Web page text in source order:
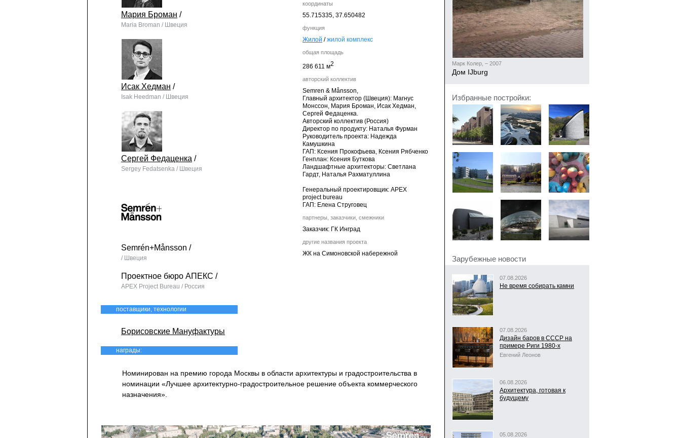
координаты
55.715335, 37.650482
функция
Жилой /жилой комплекс
общая площадь
286 611 м2
авторский коллектив
Semren & Månsson,
Главный архитектор (Швеция): Магнус
Монссон, Мария Броман, Исак Хедман,
Сергей Федаценка.
Авторский коллектив (Россия)
Директор по продукту: Наталья Фурман
Руководитель проекта: Надежда
Камушкина
ГАП: Ксения Прокофьева, Ксения Рябченко
Генплан: Ксения Буткова
Ландшафтные архитекторы: Светлана
Гардт, Наталья Рахматуллина
Генеральный проектировщик: APEX
project bureau
ГАП: Елена Струговец
партнеры, заказчики, смежники
Заказчик: ГК Инград
другие названия проекта
ЖК на Симоновской набережной
Мария Броман /
Maria Broman / Швеция
Исак Хедман /
Isak Heedman / Швеция
Сергей Федаценка /
Sergey Fedatsenka / Швеция
Semrén+Månsson /
/ Швеция
Проектное бюро АПЕКС /
APEX Project Bureau / Россия
поставщики, технологии
Борисовские Мануфактуры
награды:
Номинирован на премию города Москвы в области архитектуры и градостроительства в
номинации «Лучшее архитектурно-градостроительное решение объекта коммерческого
назначения».
Марк Колер, – 2007
Дом IJburg
Избранные постройки:
Зарубежные новости
07.08.2026
Не время собирать камни
07.08.2026
Дизайн баров в СССР на
примере Риги 1980-х
Евгений Леонов
06.08.2026
Архитектура, готовая к
будущему
05.08.2026